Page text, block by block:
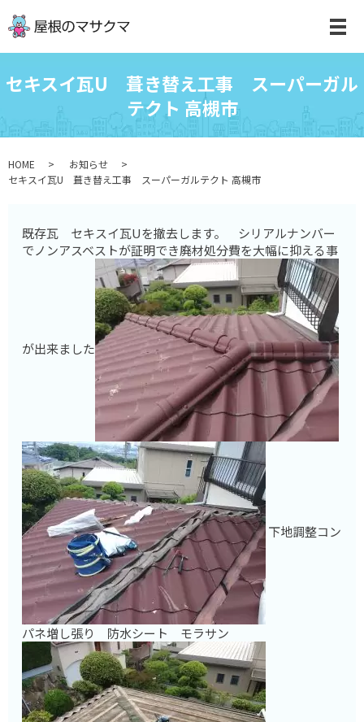
セキスイ瓦U 葺き替え工事 スーパーガル
テクト 高槻市
HOME
お知らせ
セキスイ瓦U 葺き替え工事 スーパーガルテクト 高槻市
既存瓦 セキスイ瓦Uを撤去します。 シリアルナンバー
でノンアスベストが証明でき廃材処分費を大幅に抑える事
が出来ました
下地調整コン
パネ増し張り 防水シート モラサン